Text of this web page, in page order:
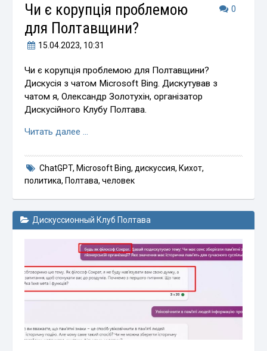
0
Чи є корупція проблемою
для Полтавщини?
15.04.2023, 10:31
Чи є корупція проблемою для Полтавщини?
Дискусія з чатом Microsoft Bing. Дискутував з
чатом я, Олександр Золотухін, організатор
Дискусійного Клубу Полтава.
Читать далее …
ChatGPT, Microsoft Bing, дискуссия, Кихот,
политика, Полтава,человек
Дискуссионный Клуб Полтава